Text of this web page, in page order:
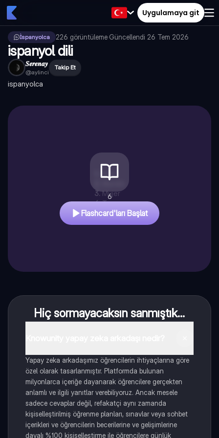
Uygulamaya git
İspanyolca 226 görüntüleme·Güncellendi 26 Tem 2026
ispanyol dili
𝑺𝒆𝒓𝒆𝒏𝒂𝒚
@aylinci
Takip Et
ispanyolca
Hola
Mundo
3. Mujer
4. Turco
6
Flashcard'ları Başlat
Hiç sormayacaksın sanmıştık...
Yapay zeka arkadaşımız öğrencilerin ihtiyaçlarına göre
özel olarak tasarlanmıştır. Platformda bulunan
milyonlarca içeriğe dayanarak öğrencilere gerçekten
anlamlı ve ilgili yanıtlar verebiliyoruz. Ancak mesele
sadece cevaplar değil, refakatçi aynı zamanda
kişiselleştirilmiş öğrenme planları, sınavlar veya sohbet
içerikleri ve öğrencilerin becerilerine ve gelişimlerine
dayalı %100 kişiselleştirme ile öğrencilere günlük